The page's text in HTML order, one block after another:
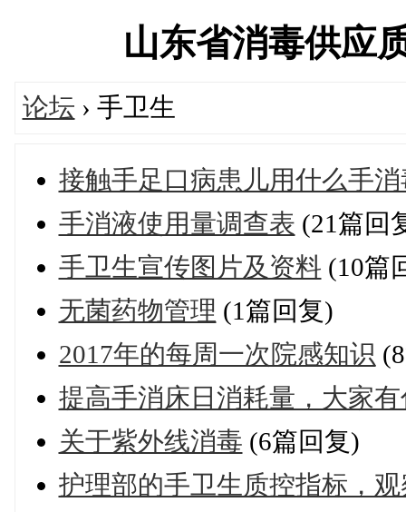
山东省消毒供应
论坛 › 手卫生
接触手足口病患儿用什么手
手消液使用量调查表 (21篇回
手卫生宣传图片及资料 (10篇
无菌药物管理 (1篇回复)
2017年的每周一次院感知识
提高手消床日消耗量，大家
关于紫外线消毒 (6篇回复)
护理部的手卫生质控指标，